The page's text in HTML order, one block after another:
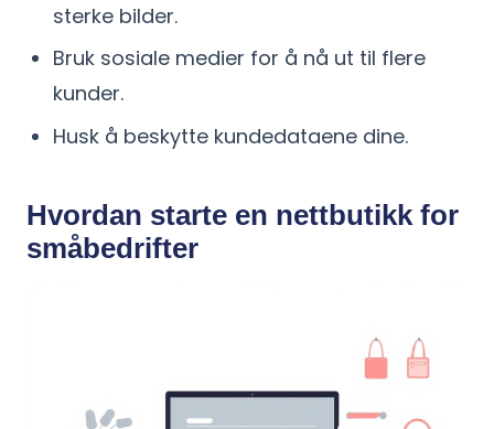
sterke bilder.
Bruk sosiale medier for å nå ut til flere
kunder.
Husk å beskytte kundedataene dine.
Hvordan starte en nettbutikk for
småbedrifter